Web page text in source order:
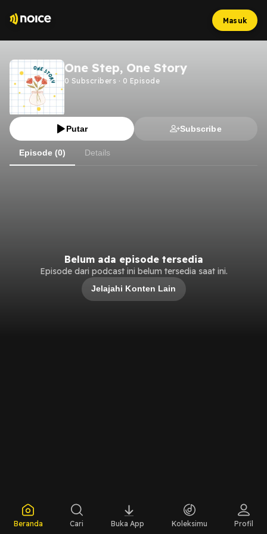
Masuk
One Step, One Story
0 Subscribers · 0 Episode
Putar Subscribe
Episode (0) Details
Belum ada episode tersedia
Episode dari podcast ini belum tersedia saat ini.
Jelajahi Konten Lain
Beranda Cari Buka App Koleksimu Profil